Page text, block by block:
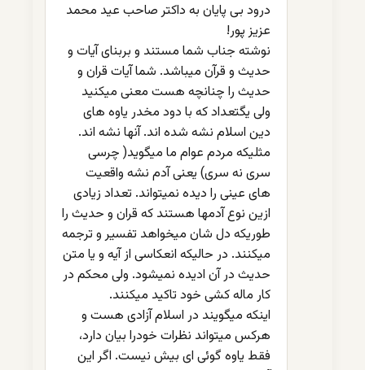
درود بی پایان به داکتر صاحب عید محمد
عزیز پور!
نوشته جناب شما مستند و بربنای آیات و
حدیث و قرآن میباشد. شما آیات قران و
حدیث را چنانچه هست معنی میکنید
ولی یگتعداد که با دود مخدر یاوه های
دین اسلام نشه شده اند. آنها نشه اند.
مثلیکه مردم عوام ما میگوید( چرسی
سری نه سری) یعنی آدم نشه واقعیت
های عینی را دیده نمیتواند. تعداد زیادی
ازین نوع آدمها هستند که قران و حدیث را
طوریکه دل شان میخواهد تفسیر و ترجمه
میکنند. در حالیکه انعکاسی از آیه و یا متن
حدیث در آن ادیده نمیشود. ولی محکم در
کار ماله کشی خود تاکید میکنند.
اینکه میگویند در اسلام آزادی هست و
هرکس میتواند نظرات خودرا بیان دارد،
فقط یاوه گوئی ای بیش نیست. اگر این